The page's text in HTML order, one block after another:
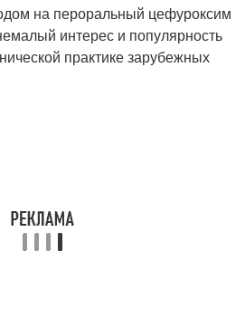
на пероральный цефуроксим
интерес и популярность
практике зарубежных